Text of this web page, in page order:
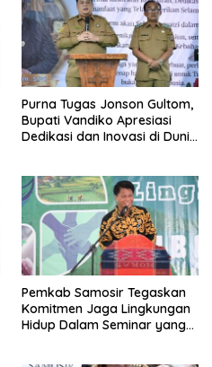
Purna Tugas Jonson Gultom,
Bupati Vandiko Apresiasi
Dedikasi dan Inovasi di Dunia
Pemkab Samosir Tegaskan
Komitmen Jaga Lingkungan
Hidup Dalam Seminar yang